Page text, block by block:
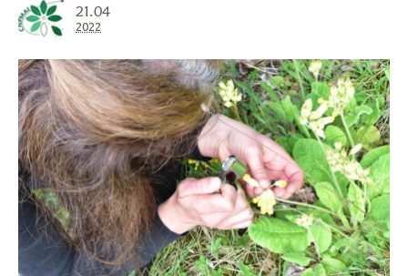
21.04
2022